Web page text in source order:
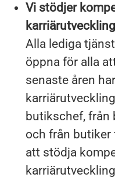
Vi stödjer
karriärutveckling
Alla lediga
öppna för alla
senaste åren
butikschef,
och från
att stödja